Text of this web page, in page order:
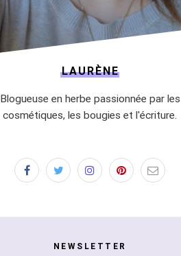
LAURÈNE
Blogueuse en herbe passionnée par les
cosmétiques, les bougies et l'écriture.
NEWSLETTER